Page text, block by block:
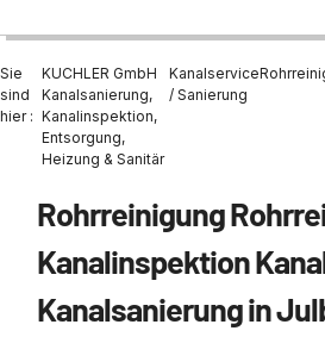
Kanalservice / Sanierung
Entsorgung
Abscheider
Sie
sind
hier :
KUCHLER GmbH
Kanalsanierung,
Kanalinspektion,
Entsorgung,
Heizung & Sanitär
Kanalservice
/ Sanierung
Rohrreinigung
Kanalinspektion
Kanalsanierung in